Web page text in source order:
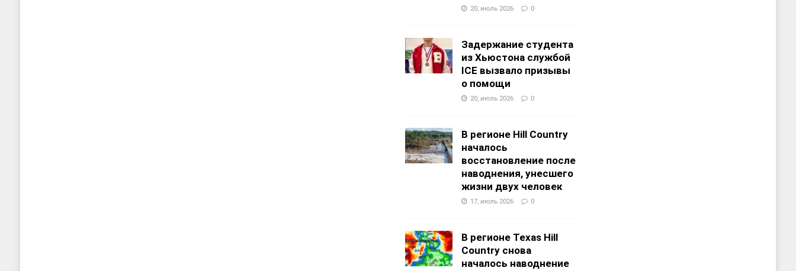
20, июль 2026 0
Задержание студента
из Хьюстона службой
ICE вызвало призывы
о помощи
20, июль 2026 0
В регионе Hill Country
началось
восстановление после
наводнения, унесшего
жизни двух человек
17, июль 2026 0
В регионе Texas Hill
Country снова
началось наводнение